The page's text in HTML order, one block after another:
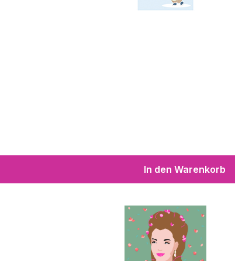
In den Warenkorb